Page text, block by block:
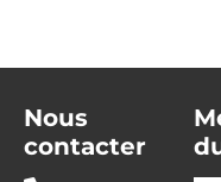
Nous
contacter